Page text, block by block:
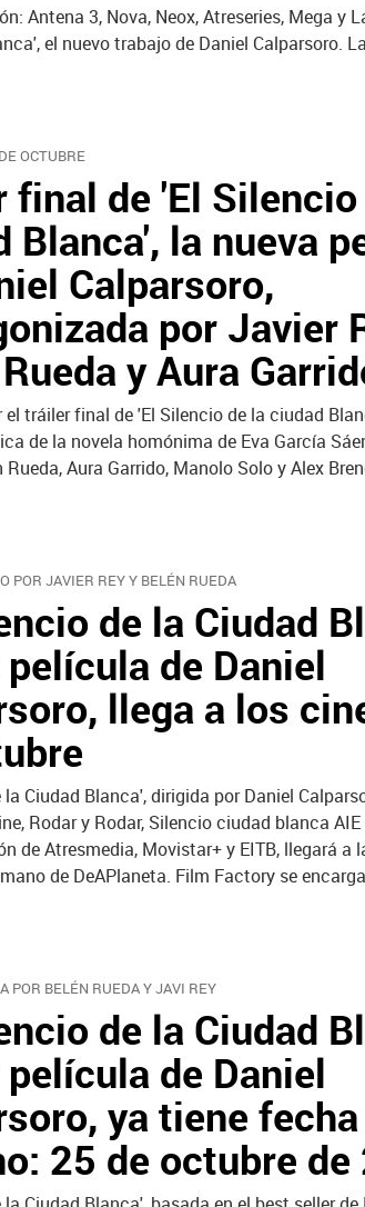
Antena 3, Nova, Neox, Atreseries, Mega y
el nuevo trabajo de Daniel Calparsoro.
OCTUBRE
final de 'El
Blanca', la nueva
Calparsoro,
por Javier
y Aura
el tráiler final de 'El Silencio de la ciudad
de la novela homónima de Eva García
Aura Garrido, Manolo Solo y Alex
POR JAVIER REY Y BELÉN RUEDA
de la Ciudad
de Daniel
llega a los
la Ciudad Blanca', dirigida por Daniel
Rodar y Rodar, Silencio ciudad blanca AIE
de Atresmedia, Movistar+ y EITB, llegará a
de DeAPlaneta. Film Factory se
POR BELÉN RUEDA Y JAVI REY
de la Ciudad
de Daniel
ya tiene
25 de octubre de